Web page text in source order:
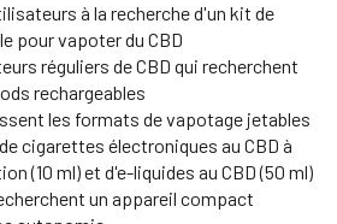
à la recherche d'un kit de
pour vapoter du CBD
réguliers de CBD qui recherchent
rechargeables
les formats de vapotage jetables
cigarettes électroniques au CBD à
(10 ml) et d'e-liquides au CBD (50 ml)
un appareil compact